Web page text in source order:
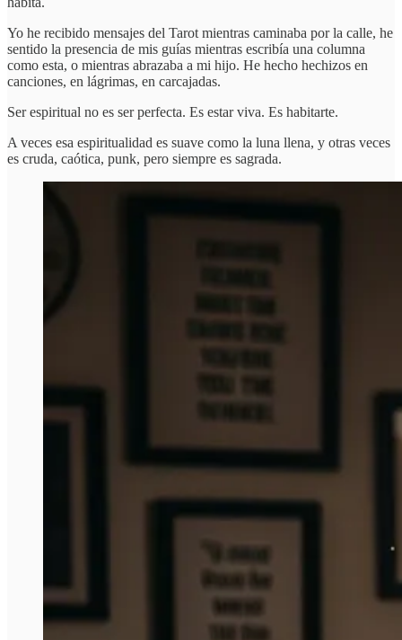
Yo he recibido mensajes del Tarot mientras caminaba por la calle, he
sentido la presencia de mis guías mientras escribía una columna
como esta, o mientras abrazaba a mi hijo. He hecho hechizos en
canciones, en lágrimas, en carcajadas.
Ser espiritual no es ser perfecta. Es estar viva. Es habitarte.
A veces esa espiritualidad es suave como la luna llena, y otras veces
es cruda, caótica, punk, pero siempre es sagrada.